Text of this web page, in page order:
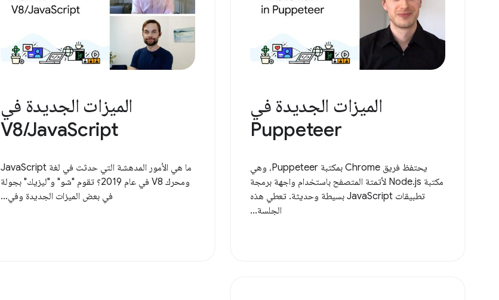
الميزات الجديدة في
Puppeteer
يحتفظ فريق Chrome بمكتبة Puppeteer، وهي
مكتبة Node.js لأتمتة المتصفح باستخدام واجهة برمجة
تطبيقات JavaScript بسيطة وحديثة. تعطي هذه
الجلسة...
الميزات الجديدة في
V8/JavaScript
ما هي الأمور المدهشة التي حدثت في لغة JavaScript
ومحرك V8 في عام 2019؟ تقوم "شو" و"ليزيك" بجولة
في بعض الميزات الجديدة وفي...